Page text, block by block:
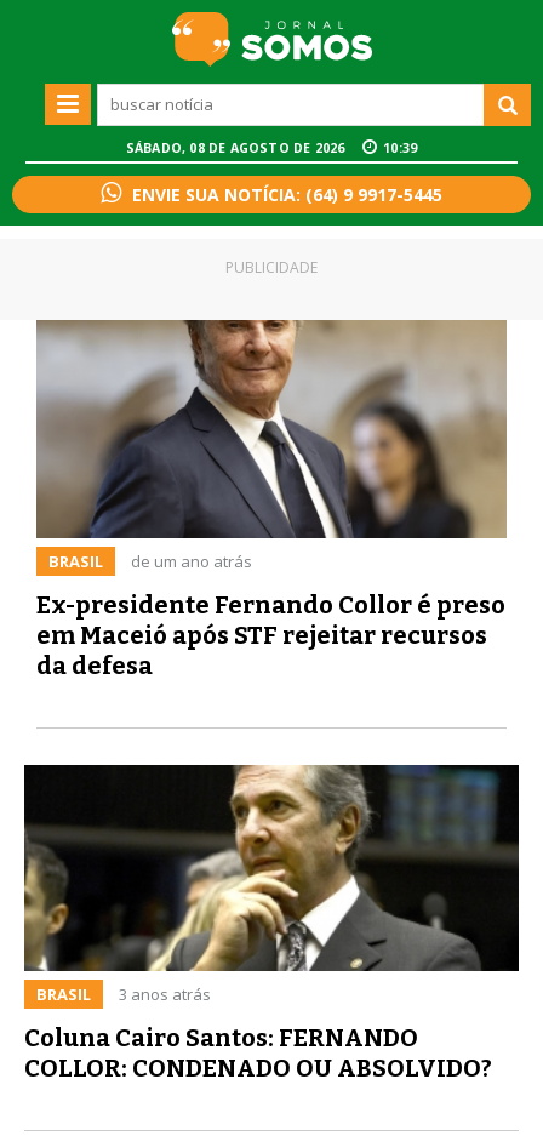
SÁBADO, 08 DE AGOSTO DE 2026 10:39
ENVIE SUA NOTÍCIA: (64) 9 9917-5445
BRASIL de um ano atrás
Ex-presidente Fernando Collor é preso
em Maceió após STF rejeitar recursos
da defesa
PUBLICIDADE
BRASIL 3 anos atrás
Coluna Cairo Santos: FERNANDO
COLLOR: CONDENADO OU ABSOLVIDO?